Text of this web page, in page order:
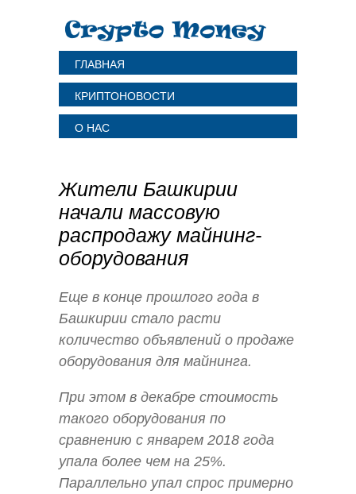
ГЛАВНАЯ
КРИПТОНОВОСТИ
О НАС
Жители Башкирии
начали массовую
распродажу майнинг-
оборудования
Еще в конце прошлого года в
Башкирии стало расти
количество объявлений о продаже
оборудования для майнинга.
При этом в декабре стоимость
такого оборудования по
сравнению с январем 2018 года
упала более чем на 25%.
Параллельно упал спрос примерно